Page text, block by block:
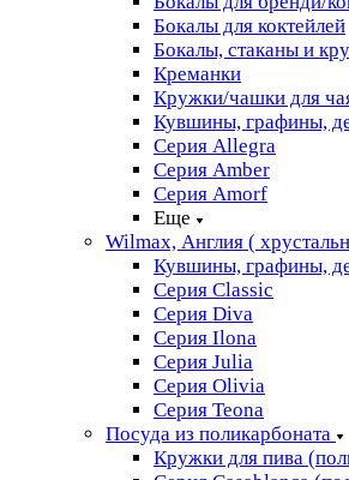
Бокалы для коктейлей
Бокалы, стаканы и
Креманки
Кружки/чашки для
Кувшины, графины,
Серия Allegra
Серия Amber
Серия Amorf
Еще
Wilmax, Англия (
Кувшины, графины,
Серия Classic
Серия Diva
Серия Ilona
Серия Julia
Серия Olivia
Серия Teona
Посуда из поликарбоната
Кружки для пива